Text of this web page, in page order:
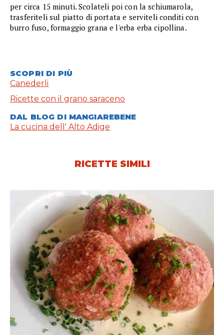
per circa 15 minuti. Scolateli poi con la schiumarola,
trasferiteli sul piatto di portata e serviteli conditi con
burro fuso, formaggio grana e l'erba erba cipollina.
SCOPRI DI PIÙ
Canederli
Ricette con il grano saraceno
DAL BLOG DI MANGIAREBENE
La cucina dell' Alto Adige
RICETTE SIMILI